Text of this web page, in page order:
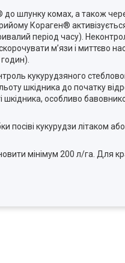
шлунку комах, а також
Кораген®
період часу).
м’язи і миттєво
кукурудзяного
шкідника до початку
шкідника, особливо
посіві кукурудзи літаком
мінімум 200 л/га. Для